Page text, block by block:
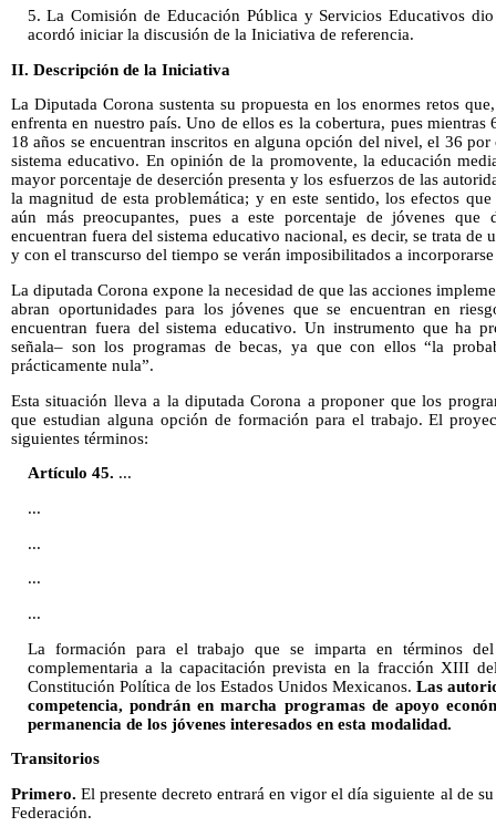
5. La Comisión de Educación Pública y Servicios Educativos
acordó iniciar la discusión de la Iniciativa de referencia.
II. Descripción de la Iniciativa
La Diputada Corona sustenta su propuesta en los enormes retos
enfrenta en nuestro país. Uno de ellos es la cobertura, pues
18 años se encuentran inscritos en alguna opción del nivel, el 36 por
sistema educativo. En opinión de la promovente, la educación
mayor porcentaje de deserción presenta y los esfuerzos de las
la magnitud de esta problemática; y en este sentido, los efectos
aún más preocupantes, pues a este porcentaje de jóvenes que
encuentran fuera del sistema educativo nacional, es decir, se trata
y con el transcurso del tiempo se verán imposibilitados a
La diputada Corona expone la necesidad de que las acciones
abran oportunidades para los jóvenes que se encuentran en
encuentran fuera del sistema educativo. Un instrumento que ha
señala– son los programas de becas, ya que con ellos “la
prácticamente nula”.
Esta situación lleva a la diputada Corona a proponer que los
que estudian alguna opción de formación para el trabajo. El
siguientes términos:
Artículo 45. ...
...
...
...
...
La formación para el trabajo que se imparta en términos
complementaria a la capacitación prevista en la fracción XIII
Constitución Política de los Estados Unidos Mexicanos.Las
competencia, pondrán en marcha programas de apoyo
permanencia de los jóvenes interesados en esta modalidad.
Transitorios
Primero.El presente decreto entrará en vigor el día siguiente al de
Federación.